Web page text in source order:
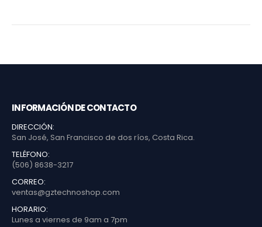
INFORMACIÓN DE CONTACTO
DIRECCIÓN:
San José, San Francisco de dos ríos, Costa Rica.
TELÉFONO:
(506) 8638-3217
CORREO:
ventas@gztechnoshop.com
HORARIO:
Lunes a viernes de 9am a 7pm